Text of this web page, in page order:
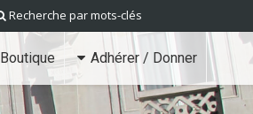
Recherche par mots-clés
Boutique Adhérer / Donner